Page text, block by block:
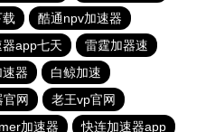
载
酷通npv加速器
app七天
雷霆加器速
器
白鲸加速
官网
老王vp官网
加速器 快连加速器app